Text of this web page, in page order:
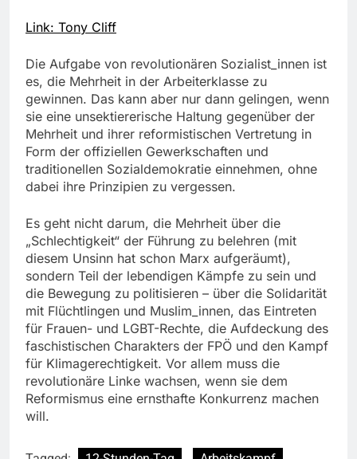
Link: Tony Cliff
Die Aufgabe von revolutionären Sozialist_innen ist
es, die Mehrheit in der Arbeiterklasse zu
gewinnen. Das kann aber nur dann gelingen, wenn
sie eine unsektiererische Haltung gegenüber der
Mehrheit und ihrer reformistischen Vertretung in
Form der offiziellen Gewerkschaften und
traditionellen Sozialdemokratie einnehmen, ohne
dabei ihre Prinzipien zu vergessen.
Es geht nicht darum, die Mehrheit über die
„Schlechtigkeit“ der Führung zu belehren (mit
diesem Unsinn hat schon Marx aufgeräumt),
sondern Teil der lebendigen Kämpfe zu sein und
die Bewegung zu politisieren – über die Solidarität
mit Flüchtlingen und Muslim_innen, das Eintreten
für Frauen- und LGBT-Rechte, die Aufdeckung des
faschistischen Charakters der FPÖ und den Kampf
für Klimagerechtigkeit. Vor allem muss die
revolutionäre Linke wachsen, wenn sie dem
Reformismus eine ernsthafte Konkurrenz machen
will.